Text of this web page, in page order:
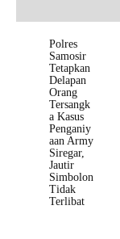
Polres
Samosir
Tetapkan
Delapan
Orang
Tersangk
a Kasus
Penganiy
aan Army
Siregar,
Jautir
Simbolon
Tidak
Terlibat